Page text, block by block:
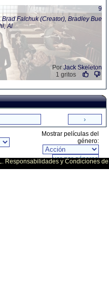
9
Falchuk (Creator), Bradley Bue
Al
Por Jack Skeleton
1 gritos
Mostrar películas del
género:
Responsabilidades y Condiciones de